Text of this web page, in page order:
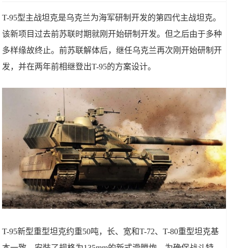
T-95型主战坦克是乌克兰为海军研制开发的第四代主战坦克。
该新项目过去前苏联时期就刚开始研制开发。但之后由于多种
多样缘故终止。前苏联解体后，继任乌克兰再次刚开始研制开
发，并在两年前相继登出T-95的方案设计。
T-95新型重型坦克约重50吨，长、宽和T-72、T-80重型坦克基